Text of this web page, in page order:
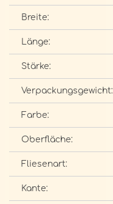
Breite:
Länge:
Stärke:
Verpackungsgewicht:
Farbe:
Oberfläche:
Fliesenart:
Kante: